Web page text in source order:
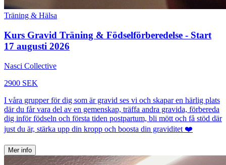
Träning & Hälsa
Kurs Gravid Träning & Födselförberedelse - Start
17 augusti 2026
Nasci Collective
2900 SEK
I våra grupper för dig som är gravid ses vi och skapar en härlig plats
där du får vara del av en gemenskap, träffa andra gravida, förbereda
dig inför födseln och första tiden postpartum, bli mött och få stöd där
just du är, stärka upp din kropp och boosta din graviditet ❤️
Mer info